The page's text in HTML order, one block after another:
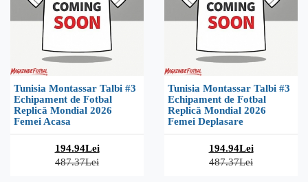
Tunisia Montassar Talbi #3
Echipament de Fotbal
Replică Mondial 2026
Femei Acasa
194.94Lei
487.37Lei
Tunisia Montassar Talbi #3
Echipament de Fotbal
Replică Mondial 2026
Femei Deplasare
194.94Lei
487.37Lei